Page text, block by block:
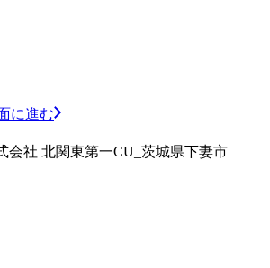
に進む
会社 北関東第一CU_茨城県下妻市